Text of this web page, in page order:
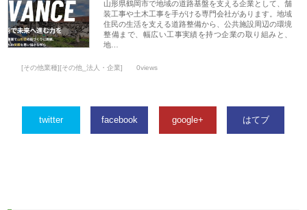
山形県鶴岡市で地域の道路基盤を支える企業として、舗
装工事や土木工事を手がける専門会社があります。地域
住民の生活を支える道路整備から、公共施設周辺の環境
整備まで、幅広い工事実績を持つ企業の取り組みと、
地…
[その他業種][その他_法人・企業] 0views
twitter facebook google+ はてブ